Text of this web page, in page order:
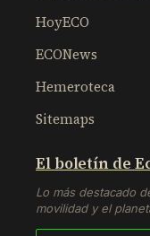
HoyECO
ECONews
Hemeroteca
Sitemaps
El boletín de
Lo más destacado
movilidad y el